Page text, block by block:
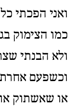
ואני הפכתי
כמו הצימוק
ולא הבנתי
וכשפעם
או שאשתוק